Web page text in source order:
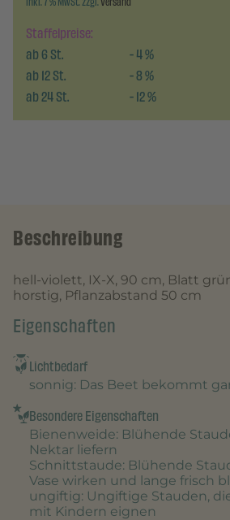
Staffelpreise:
ab6St. -4%
ab12St. -8%
ab24St. -12%
Beschreibung
hell-violett, IX-X, 90 cm, Blatt
horstig, Pflanzabstand 50 cm
Eigenschaften
Lichtbedarf
sonnig: Das Beet bekommt
Besondere Eigenschaften
Bienenweide: Blühende
Nektar liefern
Schnittstaude: Blühende
Vase wirken und lange frisch
ungiftig: Ungiftige Stauden,
mit Kindern eignen